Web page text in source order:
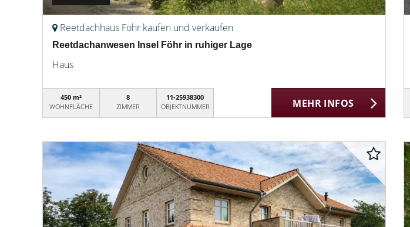
Reetdachhaus Föhr kaufen und verkaufen
Reetdachanwesen Insel Föhr in ruhiger Lage
Haus
450 m²
WOHNFLÄCHE
8
ZIMMER
11-25938300
OBJEKTNUMMER
MEHR INFOS